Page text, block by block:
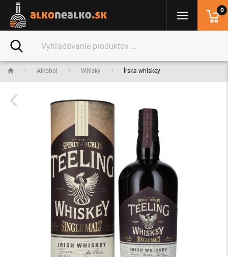
Alkohol Whisky Írska whiskey
0